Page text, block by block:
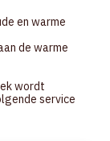
en warme
de warme
wordt
service